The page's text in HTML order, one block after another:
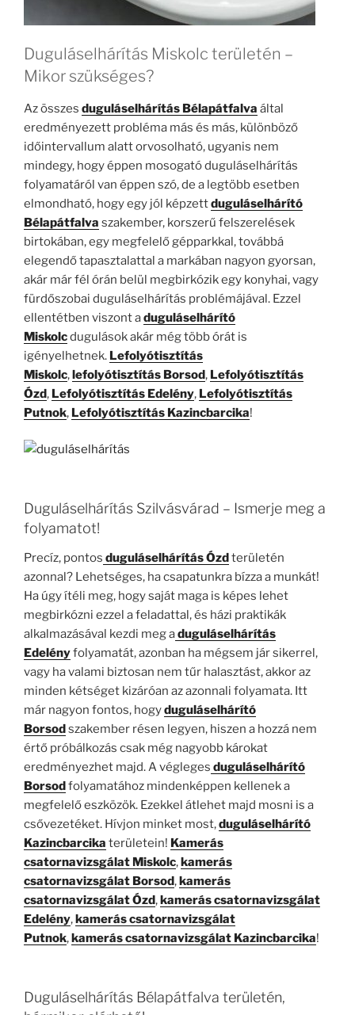
Duguláselhárítás Miskolc területén –
Mikor szükséges?
Az összes duguláselhárítás Bélapátfalva által
eredményezett probléma más és más, különböző
időintervallum alatt orvosolható, ugyanis nem
mindegy, hogy éppen mosogató duguláselhárítás
folyamatáról van éppen szó, de a legtöbb esetben
elmondható, hogy egy jól képzettduguláselhárító
Bélapátfalva szakember, korszerű felszerelések
birtokában, egy megfelelő gépparkkal, továbbá
elegendő tapasztalattal a markában nagyon gyorsan,
akár már fél órán belül megbirkózik egy konyhai, vagy
fürdőszobai duguláselhárítás problémájával. Ezzel
ellentétben viszont aduguláselhárító
Miskolcdugulások akár még több órát is
igényelhetnek. Lefolyótisztítás
Miskolc,lefolyótisztítás Borsod, Lefolyótisztítás
Ózd, Lefolyótisztítás Edelény, Lefolyótisztítás
Putnok, Lefolyótisztítás Kazincbarcika!
Duguláselhárítás Szilvásvárad – Ismerje meg a
folyamatot!
Precíz, pontos duguláselhárítás Ózdterületén
azonnal? Lehetséges, ha csapatunkra bízza a munkát!
Ha úgy ítéli meg, hogy saját maga is képes lehet
megbirkózni ezzel a feladattal, és házi praktikák
alkalmazásával kezdi meg aduguláselhárítás
Edelényfolyamatát, azonban ha mégsem jár sikerrel,
vagy ha valami biztosan nem tűr halasztást, akkor az
minden kétséget kizáróan az azonnali folyamata. Itt
már nagyon fontos, hogyduguláselhárító
Borsodszakember résen legyen, hiszen a hozzá nem
értő próbálkozás csak még nagyobb károkat
eredményezhet majd. A végleges duguláselhárító
Borsodfolyamatához mindenképpen kellenek a
megfelelő eszközök. Ezekkel átlehet majd mosni is a
csővezetéket. Hívjon minket most,duguláselhárító
Kazincbarcika területein! Kamerás
csatornavizsgálat Miskolc,kamerás
csatornavizsgálat Borsod,kamerás
csatornavizsgálat Ózd,kamerás csatornavizsgálat
Edelény,kamerás csatornavizsgálat
Putnok,kamerás csatornavizsgálat Kazincbarcika!
Duguláselhárítás Bélapátfalva területén,